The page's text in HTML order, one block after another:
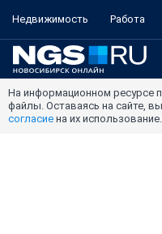
Недвижимость Работа
На информационном ресурсе
файлы. Оставаясь на сайте,
согласие на их использование.